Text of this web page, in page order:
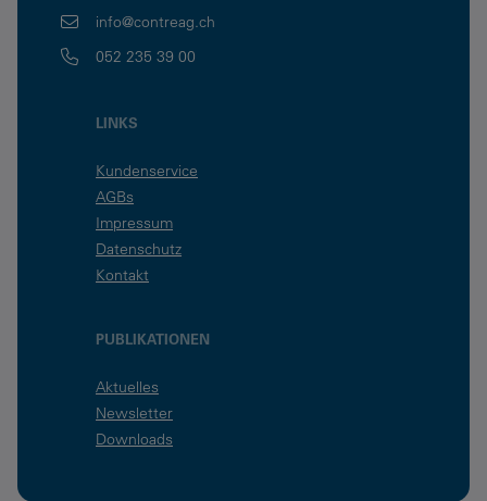
info@contreag.ch
052 235 39 00
LINKS
Kundenservice
AGBs
Impressum
Datenschutz
Kontakt
PUBLIKATIONEN
Aktuelles
Newsletter
Downloads